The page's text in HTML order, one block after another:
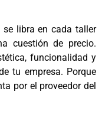
se libra en cada taller
cuestión de precio.
funcionalidad y
tu empresa. Porque
por el proveedor del